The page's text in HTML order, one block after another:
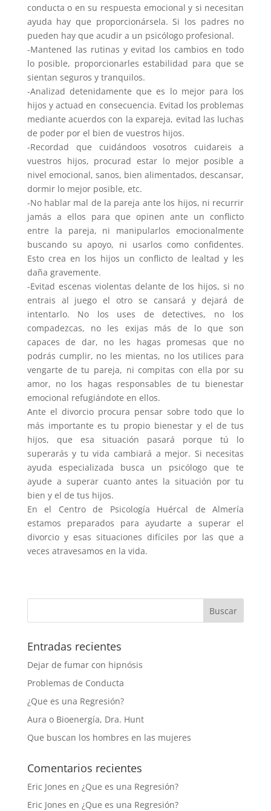
conducta o en su respuesta emocional y si necesitan
ayuda hay que proporcionársela. Si los padres no
pueden hay que acudir a un psicólogo profesional.
-Mantened las rutinas y evitad los cambios en todo
lo posible, proporcionarles estabilidad para que se
sientan seguros y tranquilos.
-Analizad detenidamente que es lo mejor para los
hijos y actuad en consecuencia. Evitad los problemas
mediante acuerdos con la expareja, evitad las luchas
de poder por el bien de vuestros hijos.
-Recordad que cuidándoos vosotros cuidareis a
vuestros hijos, procurad estar lo mejor posible a
nivel emocional, sanos, bien alimentados, descansar,
dormir lo mejor posible, etc.
-No hablar mal de la pareja ante los hijos, ni recurrir
jamás a ellos para que opinen ante un conflicto
entre la pareja, ni manipularlos emocionalmente
buscando su apoyo, ni usarlos como confidentes.
Esto crea en los hijos un conflicto de lealtad y les
daña gravemente.
-Evitad escenas violentas delante de los hijos, si no
entrais al juego el otro se cansará y dejará de
intentarlo. No los uses de detectives, no los
compadezcas, no les exijas más de lo que son
capaces de dar, no les hagas promesas que no
podrás cumplir, no les mientas, no los utilices para
vengarte de tu pareja, ni compitas con ella por su
amor, no los hagas responsables de tu bienestar
emocional refugiándote en ellos.
Ante el divorcio procura pensar sobre todo que lo
más importante es tu propio bienestar y el de tus
hijos, que esa situación pasará porque tú lo
superarás y tu vida cambiará a mejor. Si necesitas
ayuda especializada busca un psicólogo que te
ayude a superar cuanto antes la situación por tu
bien y el de tus hijos.
En el Centro de Psicología Huércal de Almería
estamos preparados para ayudarte a superar el
divorcio y esas situaciones difíciles por las que a
veces atravesamos en la vida.
Entradas recientes
Dejar de fumar con hipnósis
Problemas de Conducta
¿Que es una Regresión?
Aura o Bioenergía, Dra. Hunt
Que buscan los hombres en las mujeres
Comentarios recientes
Eric Jones en ¿Que es una Regresión?
Eric Jones en ¿Que es una Regresión?